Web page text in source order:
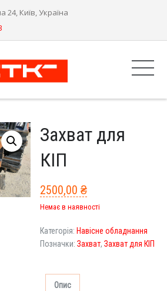
24, Київ, Україна
Захват для
КІП
2500,00₴
Немає в наявності
Категорія: Навісне обладнання
Позначки:Захват,Захват для КІП
Опис